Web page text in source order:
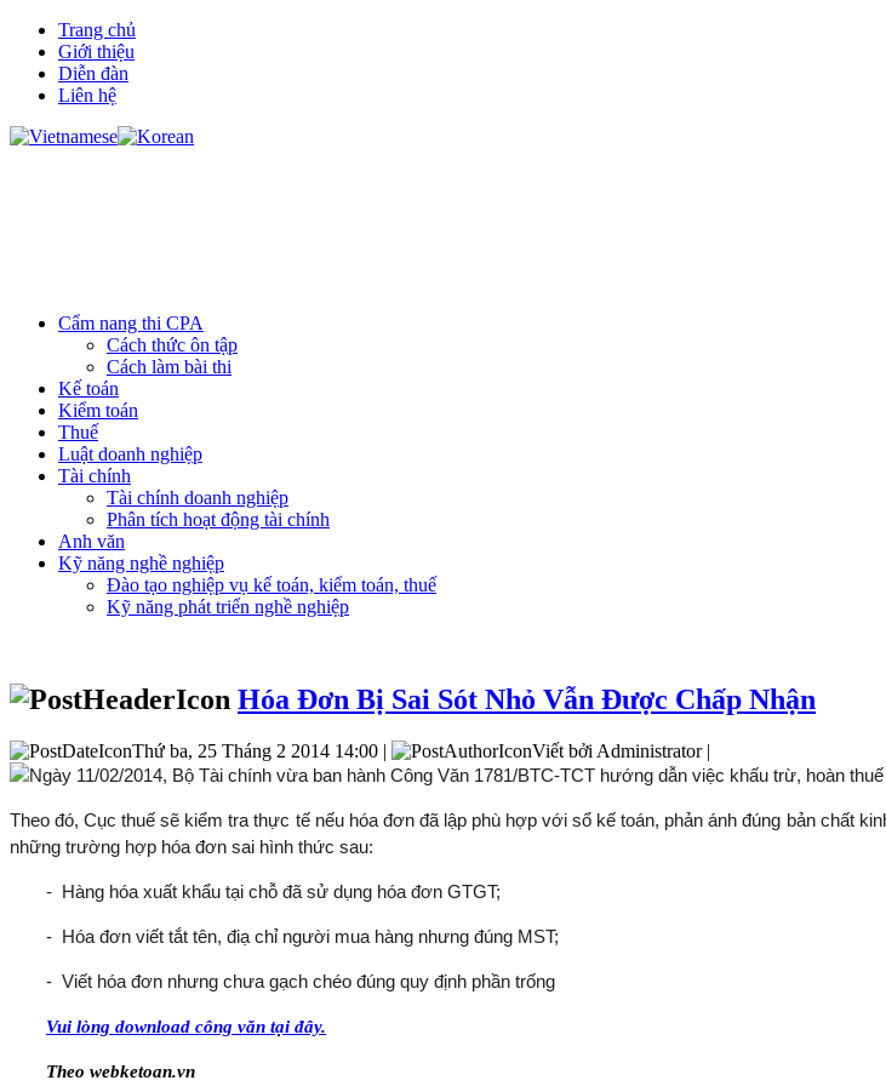
Trang chủ
Giới thiệu
Diễn đàn
Liên hệ
Cẩm nang thi CPA
Cách thức ôn tập
Cách làm bài thi
Kế toán
Kiểm toán
Thuế
Luật doanh nghiệp
Tài chính
Tài chính doanh nghiệp
Phân tích hoạt động tài chính
Anh văn
Kỹ năng nghề nghiệp
Đào tạo nghiệp vụ kế toán, kiểm toán, thuế
Kỹ năng phát triển nghề nghiệp
Hóa Đơn Bị Sai Sót Nhỏ Vẫn Được Chấp Nhận
Thứ ba, 25 Tháng 2 2014 14:00 |
Viết bởi Administrator |
Ngày 11/02/2014, Bộ Tài chính vừa ban hành Công Văn 1781/BTC-TCT hướng dẫn việc khấu trừ, hoàn
Theo đó, Cục thuế sẽ kiểm tra thực tế nếu hóa đơn đã lập phù hợp với sổ kế toán, phản ánh đúng bản chất
những trường hợp hóa đơn sai hình thức sau:
- Hàng hóa xuất khẩu tại chỗ đã sử dụng hóa đơn GTGT;
- Hóa đơn viết tắt tên, điạ chỉ người mua hàng nhưng đúng MST;
- Viết hóa đơn nhưng chưa gạch chéo đúng quy định phần trống
Vui lòng download công văn tại đây.
Theo webketoan.vn